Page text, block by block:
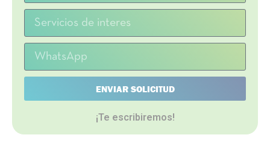
ENVIAR SOLICITUD
¡Te escribiremos!